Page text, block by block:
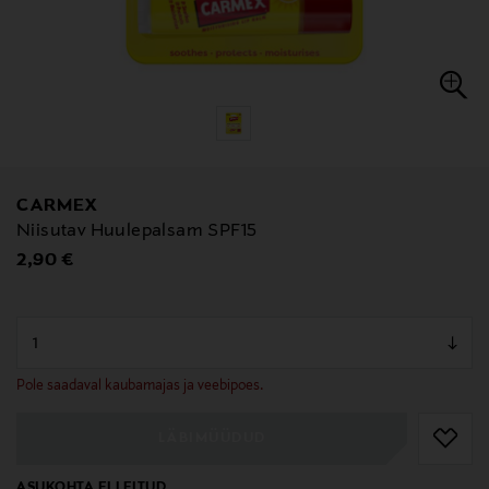
CARMEX
Niisutav Huulepalsam SPF15
Original Price
2,90 €
Pole saadaval kaubamajas ja veebipoes.
null